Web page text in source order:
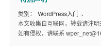
类别： WordPress入门 、
本文收集自互联网，转载请注明
如有侵权，请联系